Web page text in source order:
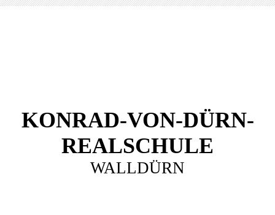
KONRAD-VON-DÜRN-
REALSCHULE
WALLDÜRN